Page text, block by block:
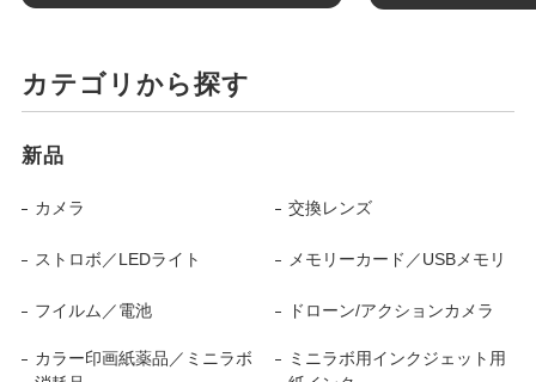
カテゴリから探す
新品
カメラ 交換レンズ
ストロボ／LEDライト メモリーカード／USBメモリ
フイルム／電池 ドローン/アクションカメラ
カラー印画紙薬品／ミニラボ
ミニラボ用インクジェット用